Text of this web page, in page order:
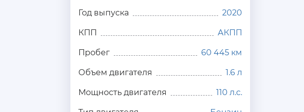
Год выпуска 2020
КПП АКПП
Пробег 60 445 км
Объем двигателя 1.6 л
Мощность двигателя 110 л.с.